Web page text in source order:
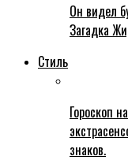
Он видел
Загадка
Стиль
Гороскоп
знаков.